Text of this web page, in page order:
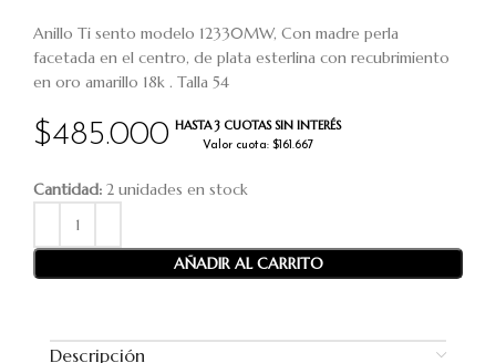
$485.000 HASTA 3 CUOTAS SIN INTERÉS
Valor cuota: $161.667
Anillo Ti sento modelo 12330MW, Con madre perla
facetada en el centro, de plata esterlina con recubrimiento
en oro amarillo 18k . Talla 54
Cantidad: 2 unidades en stock
AÑADIR AL CARRITO
Descripción